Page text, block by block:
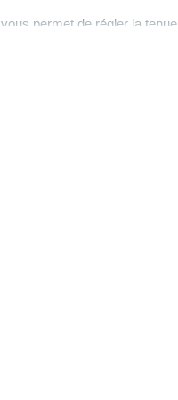
vous permet de régler la